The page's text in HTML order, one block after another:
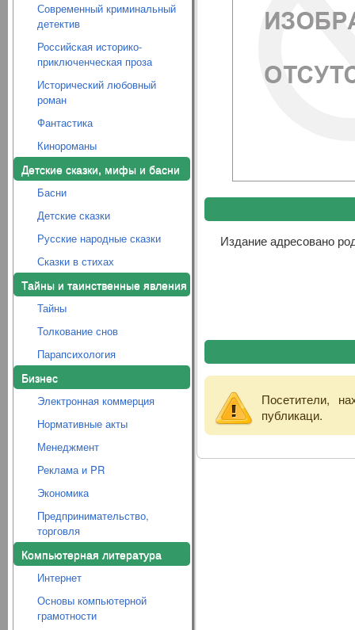
Современный криминальный
детектив
Российская историко-
приключенческая проза
Исторический любовный
роман
Фантастика
Кинороманы
Детские сказки, мифы и басни
Басни
Детские сказки
Русские народные сказки
Сказки в стихах
Тайны и таинственные явления
Тайны
Толкование снов
Парапсихология
Бизнес
Электронная коммерция
Нормативные акты
Менеджмент
Реклама и PR
Экономика
Предпринимательство,
торговля
Компьютерная литература
Интернет
Основы компьютерной
грамотности
Издание адресовано
Посетители,
публикаци.